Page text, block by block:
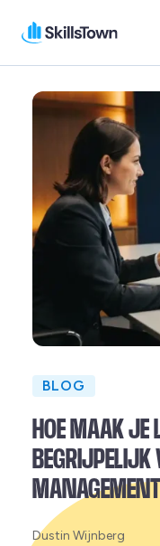
BLOG
HOE MAAK JE
BEGRIJPELIJK
Posted
Dustin Wijnberg